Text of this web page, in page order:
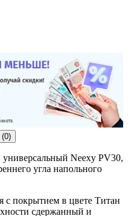
Neexy PV30,
угла напольного
покрытием в цвете Титан
сдержанный и